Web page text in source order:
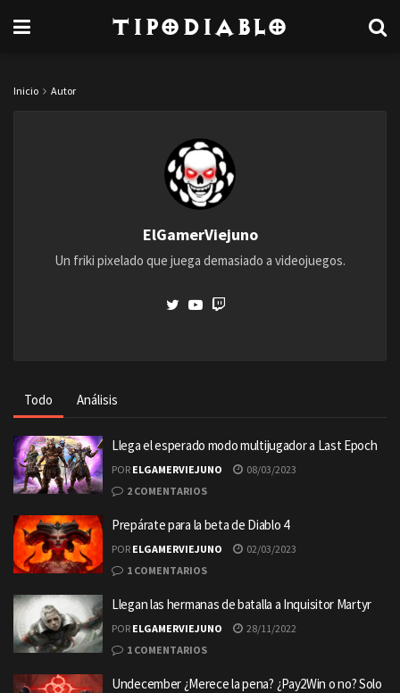
TipoDiablo
Inicio Autor
ElGamerViejuno
Un friki pixelado que juega demasiado a videojuegos.
Todo Análisis
Llega el esperado modo multijugador a Last Epoch
POR ELGAMERVIEJUNO
08/03/2023
2 COMENTARIOS
Prepárate para la beta de Diablo 4
POR ELGAMERVIEJUNO
02/03/2023
1 COMENTARIOS
Llegan las hermanas de batalla a Inquisitor Martyr
POR ELGAMERVIEJUNO
28/11/2022
1 COMENTARIOS
Undecember ¿Merece la pena? ¿Pay2Win o no? Solo